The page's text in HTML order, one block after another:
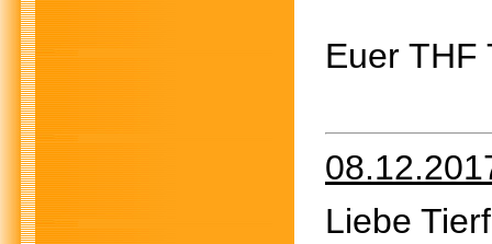
Euer THF
Liebe